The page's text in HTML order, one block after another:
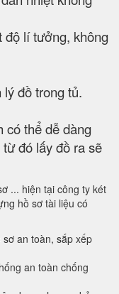
độ lí tưởng, không
đồ trong tủ.
có thể dễ dàng
đó lấy đồ ra sẽ
... hiện tại công ty két
hồ sơ tài liệu có
an toàn, sắp xếp
an toàn chống